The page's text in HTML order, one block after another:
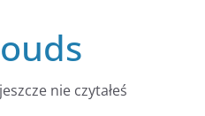
nie czytałeś